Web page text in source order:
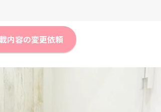
内容の変更依頼